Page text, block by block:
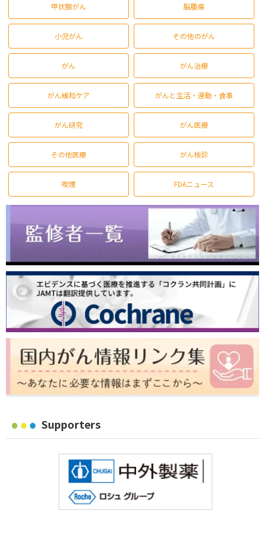
甲状腺がん 脳腫瘍
小児がん その他のがん
がん がん治療
がん緩和ケア がんと生活・運動・食事
がん研究 がん医療
その他医療 がん検診
喫煙 FDAニュース
Supporters